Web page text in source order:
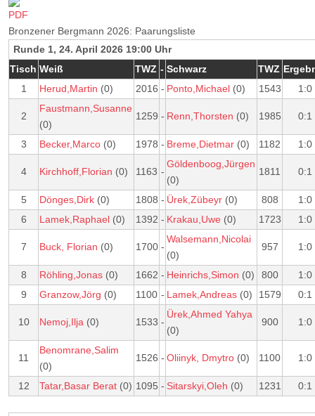
Bronzener Bergmann 2026: Paarungsliste
Runde 1, 24. April 2026 19:00 Uhr
Tisch Weiß TWZ - Schwarz TWZ
1
Herud,Martin (0) 2016 - Ponto,Michael (0) 1543 1:0
2
Faustmann,Susanne
(0)
1259 - Renn,Thorsten (0) 1985 0:1
3 Becker,Marco (0) 1978 - Breme,Dietmar (0) 1182 1:0
4 Kirchhoff,Florian (0) 1163 -
Göldenboog,Jürgen
(0)
1811 0:1
5 Dönges,Dirk (0) 1808 - Ürek,Zübeyr (0) 808
1:0
6
Lamek,Raphael (0) 1392 - Krakau,Uwe (0) 1723 1:0
7 Buck, Florian (0) 1700 -
Walsemann,Nicolai
(0)
957 1:0
8 Röhling,Jonas (0) 1662 - Heinrichs,Simon (0) 800
1:0
9
Granzow,Jörg (0) 1100 - Lamek,Andreas (0) 1579 0:1
10 Nemoj,Ilja (0) 1533 -
Ürek,Ahmed Yahya
(0)
900 1:0
11
Benomrane,Salim
(0)
1526 - Oliinyk, Dmytro (0) 1100 1:0
12 Tatar,Basar Berat (0) 1095 - Sitarskyi,Oleh (0) 1231 0:1